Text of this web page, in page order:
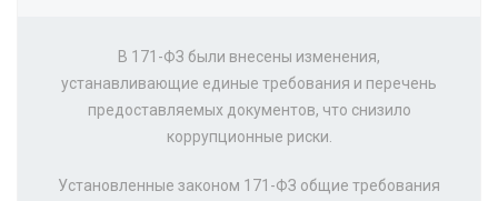
В 171-ФЗ были внесены изменения,
устанавливающие единые требования и перечень
предоставляемых документов, что снизило
коррупционные риски.
Установленные законом 171-ФЗ общие требования